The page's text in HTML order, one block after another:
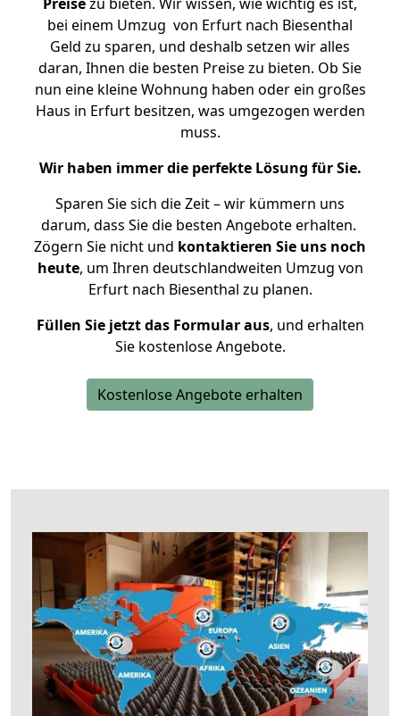
bei einem Umzug von Erfurt nach Biesenthal
Geld zu sparen, und deshalb setzen wir alles
daran, Ihnen die besten Preise zu bieten. Ob Sie
nun eine kleine Wohnung haben oder ein großes
Haus in Erfurt besitzen, was umgezogen werden
muss.
Wir haben immer die perfekte Lösung für Sie.
Sparen Sie sich die Zeit – wir kümmern uns
darum, dass Sie die besten Angebote erhalten.
Zögern Sie nicht und kontaktieren Sie uns noch
heute, um Ihren deutschlandweiten Umzug von
Erfurt nach Biesenthal zu planen.
Füllen Sie jetzt das Formular aus, und erhalten
Sie kostenlose Angebote.
Kostenlose Angebote erhalten